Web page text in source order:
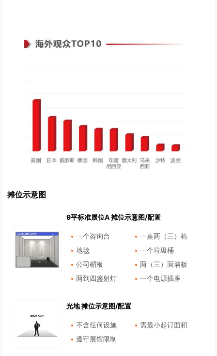
摊位示意图
9平标准展位A 摊位示意图/配置
一个咨询台
一桌两（三）椅
地毯
一个垃圾桶
公司楣板
两（三）面墙板
两到四盏射灯
一个电源插座
光地 摊位示意图/配置
不含任何设施
需最小起订面积
遵守展馆限制